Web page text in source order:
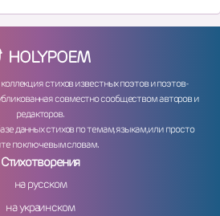
HOLYPOEM
стихов известных поэтов и поэтов-
совместно сообществом авторов и
редакторов.
данных стихов по темам, языкам, или просто
по ключевым словам.
Стихотворения
на русском
на украинском